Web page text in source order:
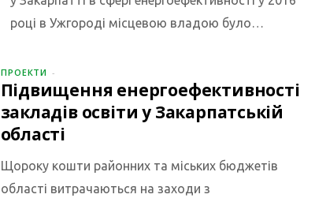
році в Ужгороді місцевою владою було…
ПРОЕКТИ
Підвищення енергоефективності
закладів освіти у Закарпатській
області
Щороку кошти районних та міських бюджетів
області витрачаються на заходи з